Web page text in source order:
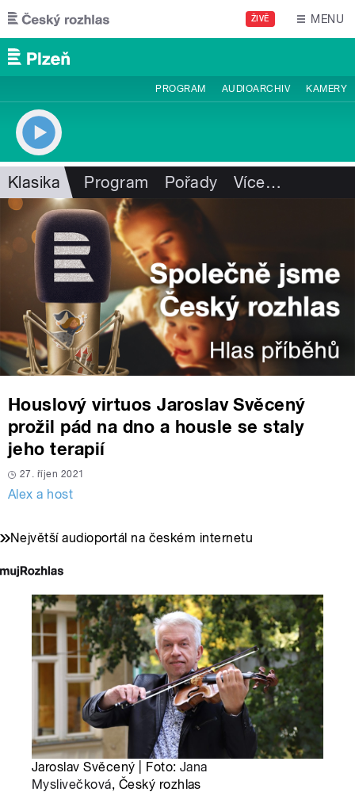
Přejít k hlavnímu obsahu
ŽIVĚ MENU
PROGRAM AUDIOARCHIV KAMERY
Klasika Program Pořady Více…
Houslový virtuos Jaroslav Svěcený
prožil pád na dno a housle se staly
jeho terapií
27. říjen 2021
Alex a host
Největší audioportál na českém internetu
Jaroslav Svěcený | Foto: Jana
Myslivečková, Český rozhlas